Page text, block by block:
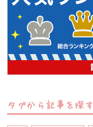
タグから記事を探す